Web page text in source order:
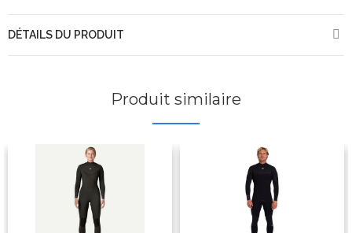
DÉTAILS DU PRODUIT
Produit similaire